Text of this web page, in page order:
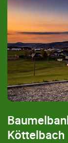
Köttelbach